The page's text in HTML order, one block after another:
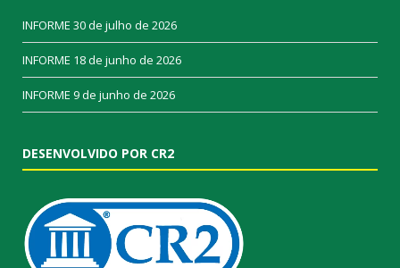
INFORME 30 de julho de 2026
INFORME 18 de junho de 2026
INFORME 9 de junho de 2026
DESENVOLVIDO POR CR2